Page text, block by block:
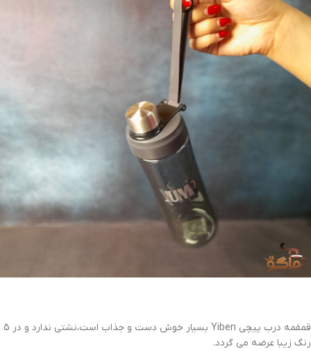
قمقمه درب پیچی Yiben بسیار خوش دست و جذاب است،نشتی ندارد و در 5
رنگ زیبا عرضه می گردد.